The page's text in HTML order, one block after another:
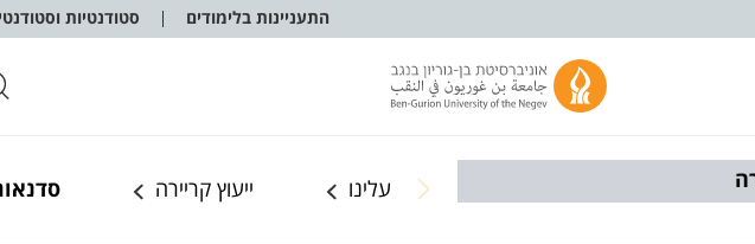
התעניינות בלימודים סטודנטיות
עלינו ייעוץ קריירה